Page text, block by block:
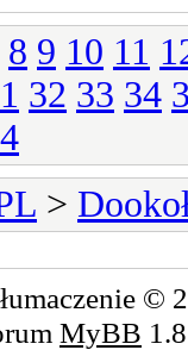
8 9 10 11
32 33 34
>
©
MyBB